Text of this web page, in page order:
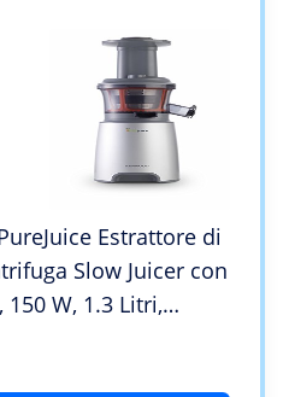
Estrattore di
Slow Juicer con
W, 1.3 Litri,